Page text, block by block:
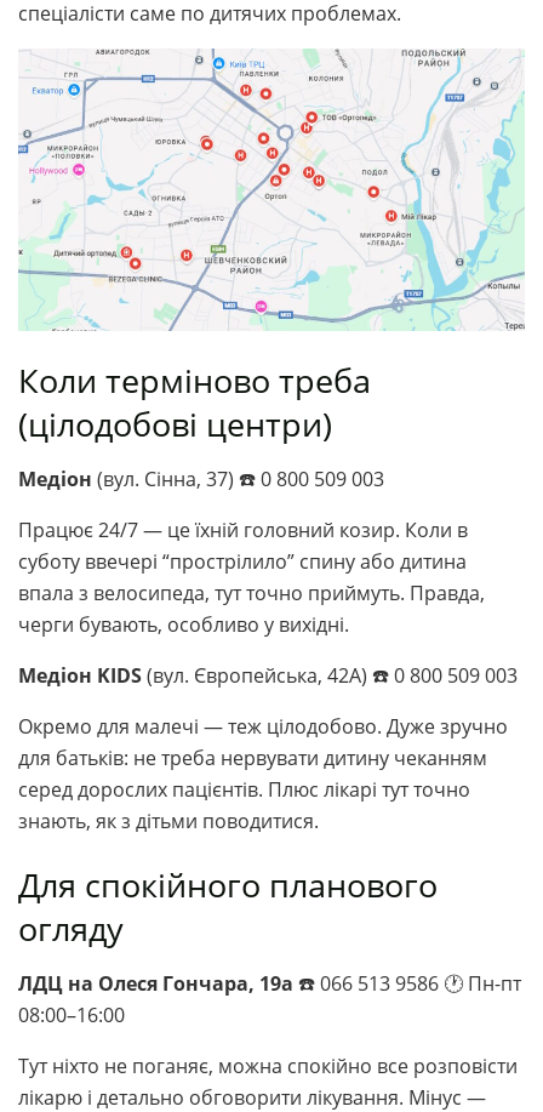
спеціалісти саме по дитячих проблемах.
Коли терміново треба
(цілодобові центри)
Медіон (вул. Сінна, 37) ☎️ 0 800 509 003
Працює 24/7 — це їхній головний козир. Коли в
суботу ввечері “прострілило” спину або дитина
впала з велосипеда, тут точно приймуть. Правда,
черги бувають, особливо у вихідні.
Медіон KIDS(вул. Європейська, 42А) ☎️ 0 800 509 003
Окремо для малечі — теж цілодобово. Дуже зручно
для батьків: не треба нервувати дитину чеканням
серед дорослих пацієнтів. Плюс лікарі тут точно
знають, як з дітьми поводитися.
Для спокійного планового
огляду
ЛДЦ на Олеся Гончара, 19а ☎️ 066 513 9586 🕐 Пн-пт
08:00–16:00
Тут ніхто не поганяє, можна спокійно все розповісти
лікарю і детально обговорити лікування. Мінус —